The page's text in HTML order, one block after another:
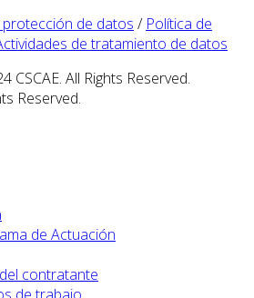
protección de datos / Política de
de tratamiento de datos
CSCAE. All Rights Reserved.
Reserved.
de Actuación
contratante